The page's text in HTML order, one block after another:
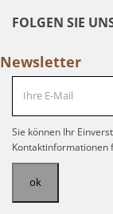
FOLGEN SIE
Newsletter
Sie können Ihr
Kontaktinformationen